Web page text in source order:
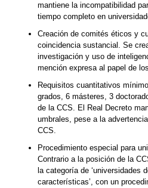
mantiene la incompatibilidad
tiempo completo en
Creación de comités éticos y
coincidencia sustancial. Se
investigación y uso de
mención expresa al papel de
Requisitos cuantitativos
grados, 6 másteres, 3
de la CCS. El Real Decreto
umbrales, pese a la
CCS.
Procedimiento especial para
Contrario a la posición de la
la categoría de ‘universidades
características’, con un